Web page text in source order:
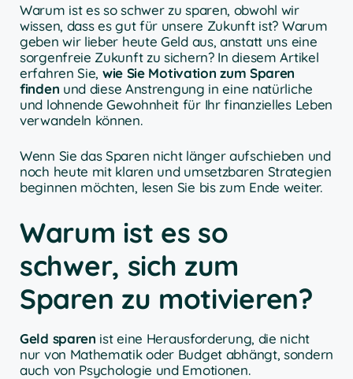
Warum ist es so schwer zu sparen, obwohl wir
wissen, dass es gut für unsere Zukunft ist? Warum
geben wir lieber heute Geld aus, anstatt uns eine
sorgenfreie Zukunft zu sichern? In diesem Artikel
erfahren Sie, wie Sie Motivation zum Sparen
finden und diese Anstrengung in eine natürliche
und lohnende Gewohnheit für Ihr finanzielles Leben
verwandeln können.
Wenn Sie das Sparen nicht länger aufschieben und
noch heute mit klaren und umsetzbaren Strategien
beginnen möchten, lesen Sie bis zum Ende weiter.
Warum ist es so
schwer, sich zum
Sparen zu motivieren?
Geld sparen ist eine Herausforderung, die nicht
nur von Mathematik oder Budget abhängt, sondern
auch von Psychologie und Emotionen.